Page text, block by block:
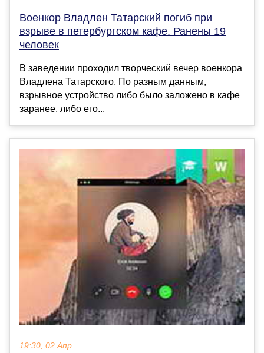
Военкор Владлен Татарский погиб при
взрыве в петербургском кафе. Ранены 19
человек
В заведении проходил творческий вечер военкора
Владлена Татарского. По разным данным,
взрывное устройство либо было заложено в кафе
заранее, либо его...
19:30, 02 Апр